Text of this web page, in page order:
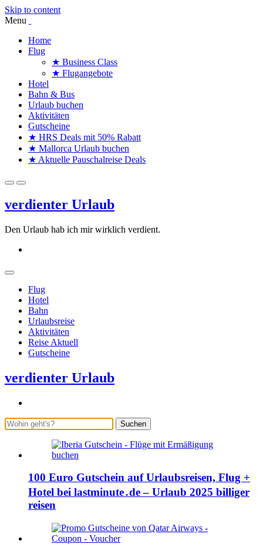
Skip to content
Menu
Home
Flug
★ Business Class
★ Flugangebote
Hotel
Bahn & Bus
Urlaub buchen
Aktivitäten
Gutscheine
★ HRS Deals mit 50% Rabatt
★ Mallorca Urlaub buchen
★ Aktuelle Pauschalreise Deals
verdienter Urlaub
Den Urlaub hab ich mir wirklich verdient.
Flug
Hotel
Bahn
Urlaubsreise
Aktivitäten
Reise Aktuell
Gutscheine
verdienter Urlaub
Suchen
100 Euro Gutschein auf Urlaubsreisen, Flug +
Hotel bei lastminute․de – Urlaub 2025 billiger
reisen